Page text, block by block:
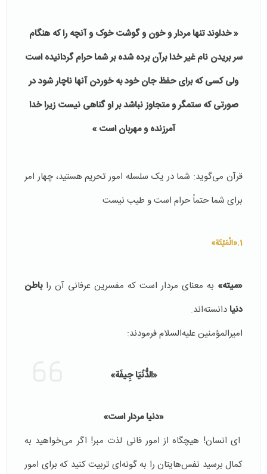
« خداوند تنها مردار و خون و گوشت خوک و آنچه را که هنگام
سر بریدن نام غیر خدا برآن برده شده بر شما حرام گردانیده است
ولی کسی که برای حفظ جان خود به خوردن آنها ناچار شود در
صورتی که ستمگر و متجاوز نباشد بر او گناهی نیست زیرا خدا
آمرزنده و مهربان است »
قرآن می‌گوید: شما در یک سلسله امور تحریم هستید، چهار امر
برای شما حتماً حرام است و طیب نیست
1.«الْمَيْتَة»
«میته» به معنای مردار است که مفسرین عرفانی آن راباطن
دنیا دانسته‌اند.
امیرالمؤمنین علیه‌السلام‌ فرمودند:
«الدُّنْيَا جِيفَة»
«دنیا مردار است»
ای انسان! هیچگاه از امور فانی لذت مبر! اگر می‌خواهید به
کمال برسید نفس‌هایتان را به گونه‌ای تربیت کنید که برای امور